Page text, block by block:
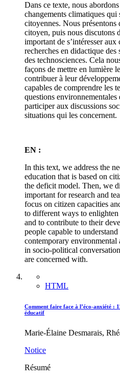
Dans ce texte, nous
changements climatiques qui
citoyennes. Nous
citoyen, puis nous discutons
important de s’intéresser
recherches en didactique des
des technosciences. Cela
façons de mettre en lumière
contribuer à leur
capables de comprendre les
questions environnementales
participer aux discussions
situations qui les concernent.
EN :
In this text, we address the
education that is based on
the deficit model. Then, we
important for research and
focus on citizen capacities
to different ways to
and to contribute to their
people capable to
contemporary environmental
in socio-political
are concerned with.
HTML
Comment faire face à l’éco-anxiété :
éducatif
Marie-Élaine Desmarais,
Notice
Résumé